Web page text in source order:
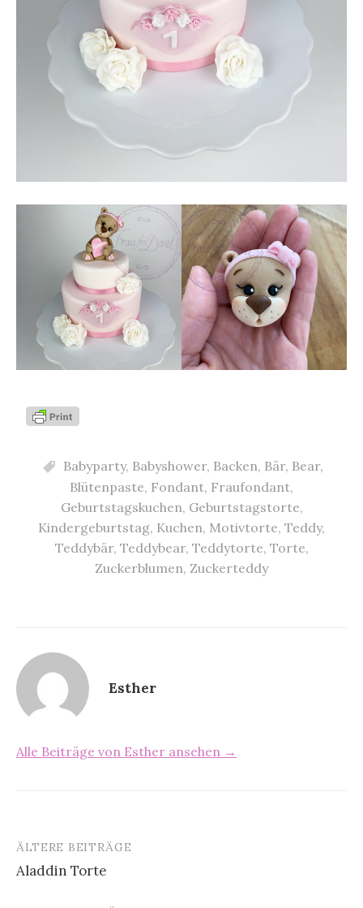
Babyparty, Babyshower, Backen, Bär, Bear,
Blütenpaste, Fondant, Fraufondant,
Geburtstagskuchen, Geburtstagstorte,
Kindergeburtstag, Kuchen, Motivtorte, Teddy,
Teddybär, Teddybear, Teddytorte, Torte,
Zuckerblumen, Zuckerteddy
Esther
Alle Beiträge von Esther ansehen →
ÄLTERE BEITRÄGE
Aladdin Torte